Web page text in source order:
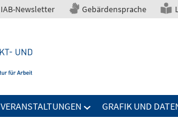
IAB-Newsletter Gebärdensprache
VERANSTALTUNGEN GRAFIK UND